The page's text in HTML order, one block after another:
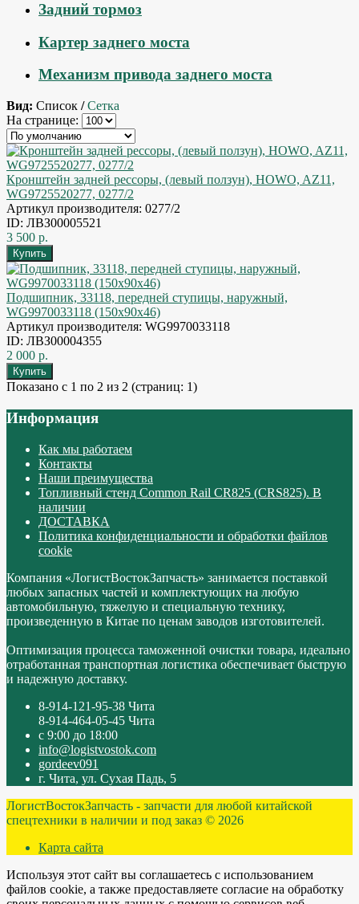
Задний тормоз
Картер заднего моста
Механизм привода заднего моста
Вид: Список / Сетка
На странице:
Кронштейн задней рессоры, (левый ползун), HOWO, AZ11,
WG9725520277, 0277/2
Артикул производителя: 0277/2
ID: ЛВЗ00005521
3 500 р.
Подшипник, 33118, передней ступицы, наружный,
WG9970033118 (150x90x46)
Артикул производителя: WG9970033118
ID: ЛВЗ00004355
2 000 р.
Показано с 1 по 2 из 2 (страниц: 1)
Информация
Как мы работаем
Контакты
Наши преимущества
Топливный стенд Common Rail CR825 (CRS825). В
наличии
ДОСТАВКА
Политика конфиденциальности и обработки файлов
cookie
Компания «ЛогистВостокЗапчасть» занимается поставкой
любых запасных частей и комплектующих на любую
автомобильную, тяжелую и специальную технику,
произведенную в Китае по ценам заводов изготовителей.
Оптимизация процесса таможенной очистки товара, идеально
отработанная транспортная логистика обеспечивает быструю
и надежную доставку.
8-914-121-95-38 Чита
8-914-464-05-45 Чита
с 9:00 до 18:00
info@logistvostok.com
gordeev091
г. Чита, ул. Сухая Падь, 5
ЛогистВостокЗапчасть - запчасти для любой китайской
спецтехники в наличии и под заказ © 2026
Карта сайта
Используя этот сайт вы соглашаетесь с использованием
файлов cookie, а также предоставляете согласие на обработку